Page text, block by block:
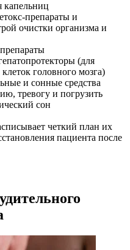
капельниц
препараты и
очистки организма и
(для
головного мозга)
и сонные средства
тревогу и погрузить
сон
четкий план их
пациента после